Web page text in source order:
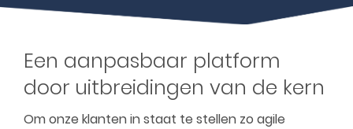
Een aanpasbaar platform
door uitbreidingen van de kern
Om onze klanten in staat te stellen zo agile